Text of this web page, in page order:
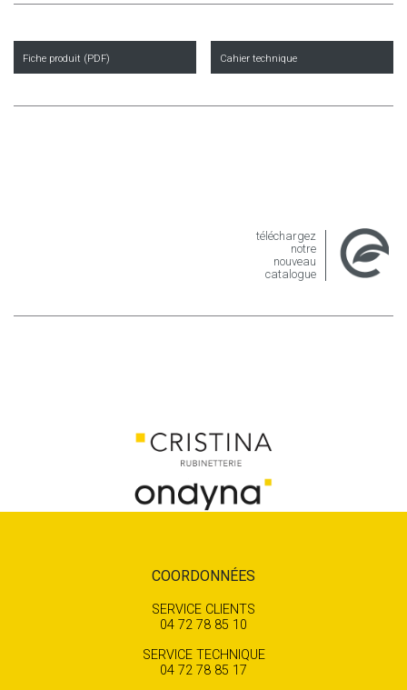
Fiche produit (PDF) Cahier technique
téléchargez
notre
nouveau
catalogue
COORDONNÉES
SERVICE CLIENTS
04 72 78 85 10
SERVICE TECHNIQUE
04 72 78 85 17